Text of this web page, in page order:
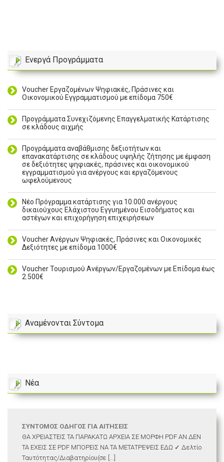
Ενεργά Προγράμματα
Voucher Εργαζομένων Ψηφιακές, Πράσινες και
Οικονομικού Εγγραμματισμού με επίδομα 750€
Προγράμματα Συνεχιζόμενης Επαγγελματικής Κατάρτισης
σε κλάδους αιχμής
Προγράμματα αναβάθμισης δεξιοτήτων και
επανακατάρτισης σε κλάδους υψηλής ζήτησης με έμφαση
σε δεξιότητες ψηφιακές, πράσινες και οικονομικού
εγγραμματισμού για ανέργους και εργαζόμενους
ωφελούμενους
Νέο Πρόγραμμα κατάρτισης για 10.000 ανέργους
δικαιούχους Ελάχιστου Εγγυημένου Εισοδήματος και
αστέγων και επιχορήγηση επιχειρήσεων
Voucher Ανέργων Ψηφιακές, Πράσινες και Οικονομικές
Δεξιότητες με επίδομα 1000€
Voucher Τουρισμού Ανέργων/Εργαζομένων με Επίδομα έως
2.500€
Αναμένονται Σύντομα
Νέα
ΣΥΝΤΟΜΟΣ ΟΔΗΓΟΣ ΓΙΑ ΑΙΤΗΣΕΙΣ
ΘΑ ΧΡΕΙΑΣΤΕΙΣ ΤΑ ΠΑΡΑΚΑΤΩ ΑΡΧΕΙΑ ΣΕ ΜΟΡΦΗ PDF ΑΝ ΔΕΝ
ΤΑ ΕΧΕΙΣ ΣΕ PDF ΜΠΟΡΕΙΣ ΝΑ ΤΑ ΜΕΤΑΤΡΕΨΕΙΣ ΕΔΩ ✓ Δελτίο
Ταυτότητας/Διαβατηρίου(σε [...]